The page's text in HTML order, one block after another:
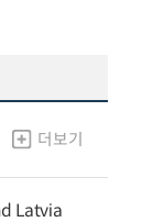
더보기
Latvia